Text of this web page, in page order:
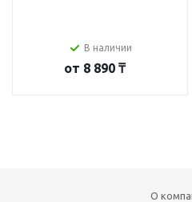
В наличии
от 8 890 ₸
О